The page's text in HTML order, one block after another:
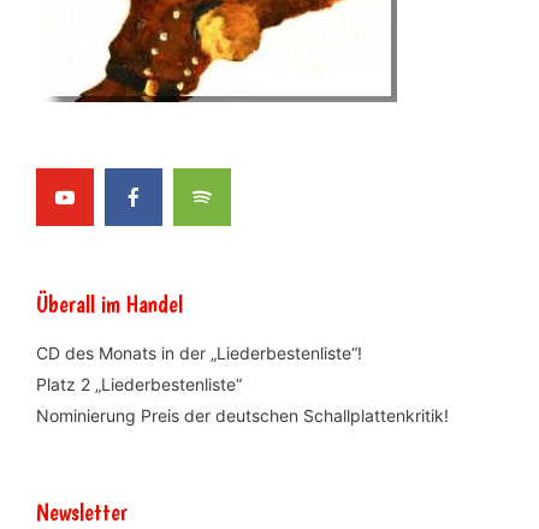
Überall im Handel
CD des Monats in der „Liederbestenliste“!
Platz 2 „Liederbestenliste“
Nominierung Preis der deutschen Schallplattenkritik!
Newsletter